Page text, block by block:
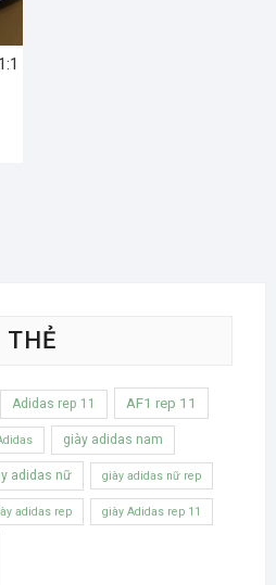
THẺ
Adidas rep 11 AF1 rep 11
giày adidas nam
adidas nữ giày adidas nữ rep
adidas rep giày Adidas rep 11